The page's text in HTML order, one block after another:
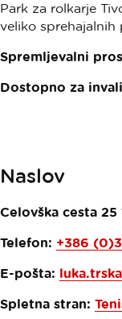
Park za rolkarje
veliko sprehajalnih
Spremljevalni
Dostopno za
Naslov
Celovška cesta 25
Telefon: +386
E-pošta:
Spletna stran: